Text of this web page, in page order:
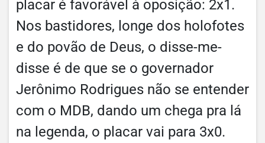
placar é favorável à oposição: 2x1.
Nos bastidores, longe dos holofotes
e do povão de Deus, o disse-me-
disse é de que se o governador
Jerônimo Rodrigues não se entender
com o MDB, dando um chega pra lá
na legenda, o placar vai para 3x0.